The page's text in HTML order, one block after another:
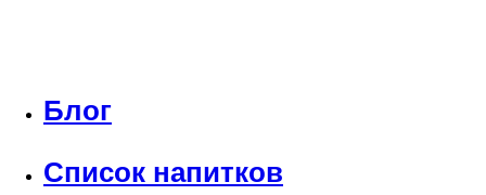
Блог
Список напитков